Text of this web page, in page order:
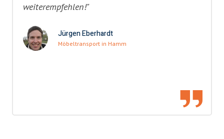
weiterempfehlen!"
Jürgen Eberhardt
Möbeltransport in Hamm